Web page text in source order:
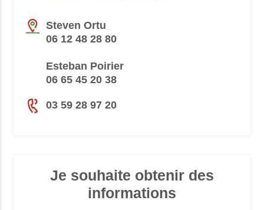
Steven Ortu
06 12 48 28 80
Esteban Poirier
06 65 45 20 38
03 59 28 97 20
Je souhaite obtenir des
informations